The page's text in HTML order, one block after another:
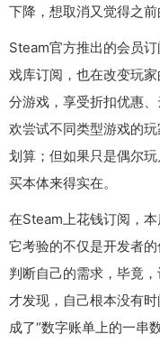
下降，想取消又觉得之前
Steam官方推出的会员
戏库订阅，也在改变玩
分游戏，享受折扣优惠
欢尝试不同类型游戏的
划算；但如果只是偶尔
买本体来得实在。
在Steam上花钱订阅，本
它考验的不仅是开发者
判断自己的需求，毕竟
才发现，自己根本没有
成了“数字账单上的一串数